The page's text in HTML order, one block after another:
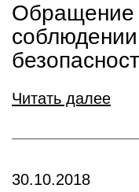
Обращение
Читать далее
30.10.2018